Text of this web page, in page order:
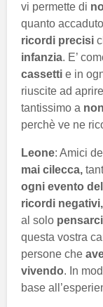
vi permette di
quanto
ricordi precisi
infanzia. E’
cassetti e in
riuscite ad
tantissimo a
perchè ve ne
Leone: Amici
mai cilecca,
ogni evento
ricordi negativi,
al solo pensarci
questa vostra
persone che
vivendo. In
base